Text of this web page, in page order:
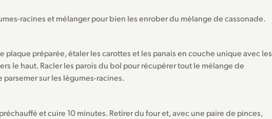
racines et mélanger pour bien les enrober du mélange de cassonade.
plaque préparée, étaler les carottes et les panais en couche unique avec les
le haut. Racler les parois du bol pour récupérer tout le mélange de
parsemer sur les légumes-racines.
et cuire 10 minutes. Retirer du four et, avec une paire de pinces,